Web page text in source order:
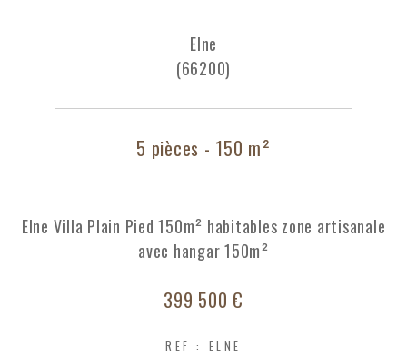
Elne
(66200)
5 pièces - 150 m²
Elne Villa Plain Pied 150m² habitables zone artisanale
avec hangar 150m²
399 500 €
REF : ELNE
FILTRER PAR
COUPS DE COEUR EXCLUSIVITÉS